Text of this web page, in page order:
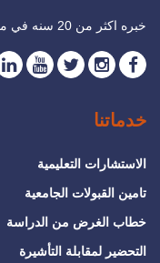
خبره اكثر من 20 سنه في مجال التعليم والدراسه بالخارج
خدماتنا
الاستشارات التعليمية
تامين القبولات الجامعية
خطاب الغرض من الدراسة
التحضير لمقابلة التأشيرة